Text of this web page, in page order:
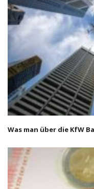
Was man über die KfW